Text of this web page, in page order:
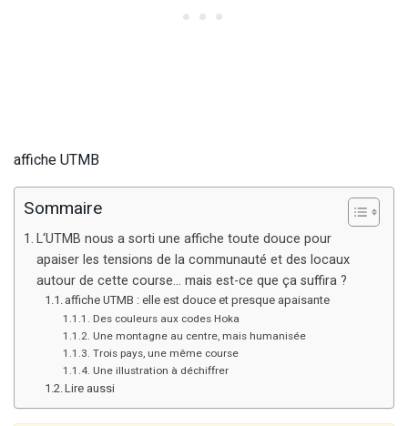
affiche UTMB
Sommaire
L‘UTMB nous a sorti une affiche toute douce pour
apaiser les tensions de la communauté et des locaux
autour de cette course… mais est-ce que ça suffira ?
affiche UTMB : elle est douce et presque apaisante
Des couleurs aux codes Hoka
Une montagne au centre, mais humanisée
Trois pays, une même course
Une illustration à déchiffrer
Lire aussi